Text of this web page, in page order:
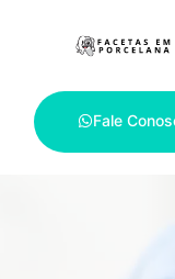
Fale